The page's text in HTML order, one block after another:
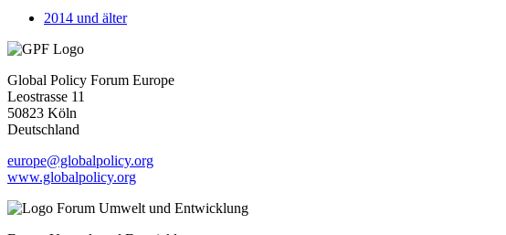
2014 und älter
Global Policy Forum Europe
Leostrasse 11
50823 Köln
Deutschland
europe@globalpolicy.org
www.globalpolicy.org